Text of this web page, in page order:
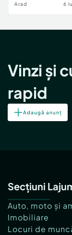
Arad 6
Vinzi și
rapid
Adaugă anunț
Secțiuni
Auto, moto și
Imobiliare
Locuri de